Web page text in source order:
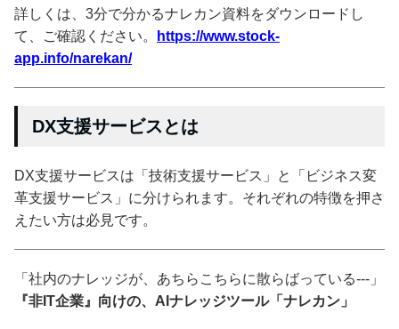
詳しくは、3分で分かるナレカン資料をダウンロードし
て、ご確認ください。
https://www.stock-
app.info/narekan/
DX支援サービスとは
DX支援サービスは「技術支援サービス」と「ビジネス変
革支援サービス」に分けられます。それぞれの特徴を押さ
えたい方は必見です。
「社内のナレッジが、あちらこちらに散らばっている---」
『非IT企業』向けの、AIナレッジツール「ナレカン」